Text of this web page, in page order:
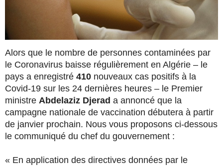
Alors que le nombre de personnes contaminées par
le Coronavirus baisse régulièrement en Algérie – le
pays a enregistré 410 nouveaux cas positifs à la
Covid-19 sur les 24 dernières heures – le Premier
ministre Abdelaziz Djerad a annoncé que la
campagne nationale de vaccination débutera à partir
de janvier prochain. Nous vous proposons ci-dessous
le communiqué du chef du gouvernement :
« En application des directives données par le